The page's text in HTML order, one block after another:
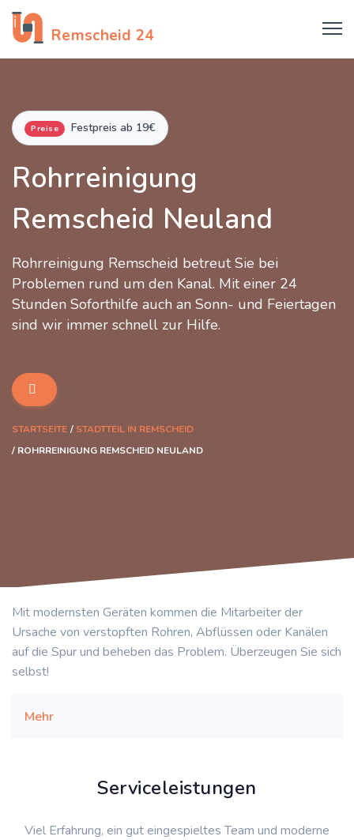
Remscheid 24
Preise Festpreis ab 19€
Rohrreinigung
Remscheid Neuland
Rohrreinigung Remscheid betreut Sie bei
Problemen rund um den Kanal. Mit einer 24
Stunden Soforthilfe auch an Sonn- und Feiertagen
sind wir immer schnell zur Hilfe.
STARTSEITE
STADTTEIL IN REMSCHEID
ROHRREINIGUNG REMSCHEID NEULAND
Mit modernsten Geräten kommen die Mitarbeiter der
Ursache von verstopften Rohren, Abflüssen oder Kanälen
auf die Spur und beheben das Problem. Überzeugen Sie sich
selbst!
Mehr
Serviceleistungen
Viel Erfahrung, ein gut eingespieltes Team und moderne